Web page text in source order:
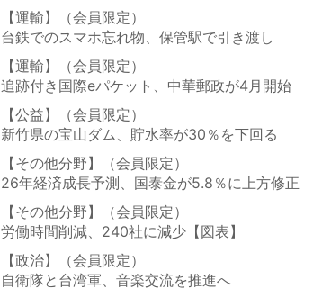
【運輸】（会員限定）
台鉄でのスマホ忘れ物、保管駅で引き渡し
【運輸】（会員限定）
追跡付き国際eパケット、中華郵政が4月開始
【公益】（会員限定）
新竹県の宝山ダム、貯水率が30％を下回る
【その他分野】（会員限定）
26年経済成長予測、国泰金が5.8％に上方修正
【その他分野】（会員限定）
労働時間削減、240社に減少【図表】
【政治】（会員限定）
自衛隊と台湾軍、音楽交流を推進へ